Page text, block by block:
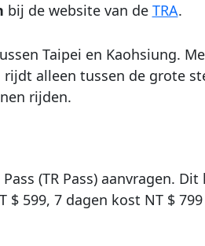
bij de website van de TRA.
Taipei en Kaohsiung.
alleen tussen de grote
rijden.
(TR Pass) aanvragen.
599, 7 dagen kost NT $